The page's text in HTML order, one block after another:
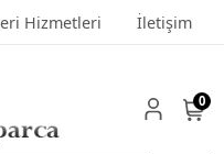
Hizmetleri İletişim
0